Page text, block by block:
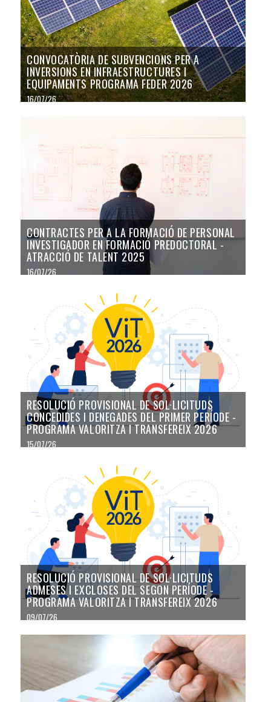
CONVOCATÒRIA DE SUBVENCIONS PER A
INVERSIONS EN INFRAESTRUCTURES I
EQUIPAMENTS PROGRAMA FEDER 2026
16/07/26
CONTRACTES PER A LA FORMACIÓ DE PERSONAL
INVESTIGADOR EN FORMACIÓ PREDOCTORAL -
ATRACCIÓ DE TALENT 2025
16/07/26
RESOLUCIÓ PROVISIONAL DE SOL·LICITUDS
CONCEDIDES I DENEGADES DEL PRIMER PERÍODE -
PROGRAMA VALORITZA I TRANSFEREIX 2026
15/07/26
RESOLUCIÓ PROVISIONAL DE SOL·LICITUDS
ADMESES I EXCLOSES DEL SEGON PERÍODE -
PROGRAMA VALORITZA I TRANSFEREIX 2026
09/07/26